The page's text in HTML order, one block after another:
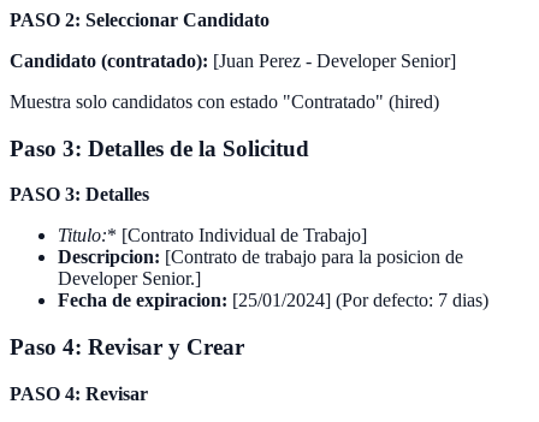
PASO 2: Seleccionar Candidato
Candidato (contratado): [Juan Perez - Developer Senior]
Muestra solo candidatos con estado "Contratado" (hired)
Paso 3: Detalles de la Solicitud
PASO 3: Detalles
Titulo:* [Contrato Individual de Trabajo]
Descripcion: [Contrato de trabajo para la posicion de
Developer Senior.]
Fecha de expiracion: [25/01/2024] (Por defecto: 7 dias)
Paso 4: Revisar y Crear
PASO 4: Revisar